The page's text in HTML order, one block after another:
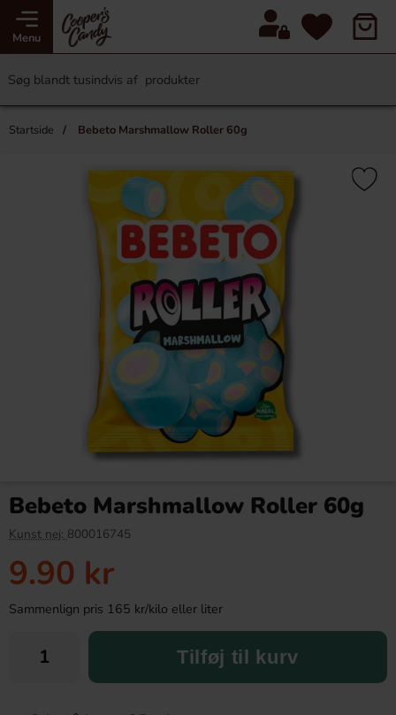
Menu
Startside Bebeto Marshmallow Roller 60g
Bebeto Marshmallow Roller 60g
Kunst nej: 800016745
9.90 kr
Sammenlign pris 165 kr/kilo eller liter
Tilføj til kurv